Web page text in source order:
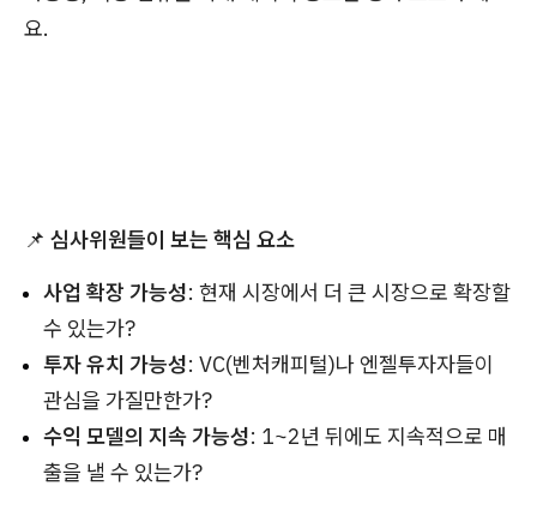
요.
📌 심사위원들이 보는 핵심 요소
사업 확장 가능성: 현재 시장에서 더 큰 시장으로 확장할
수 있는가?
투자 유치 가능성: VC(벤처캐피털)나 엔젤투자자들이
관심을 가질만한가?
수익 모델의 지속 가능성: 1~2년 뒤에도 지속적으로 매
출을 낼 수 있는가?